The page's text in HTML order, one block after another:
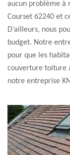
aucun problème à
Courset 62240 et
D’ailleurs, nous
budget. Notre
pour que les
couverture toiture
notre entreprise